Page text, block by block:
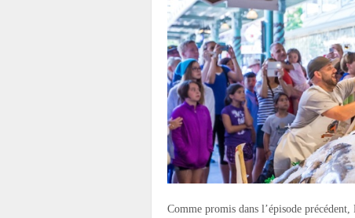
Comme promis dans l’épisode